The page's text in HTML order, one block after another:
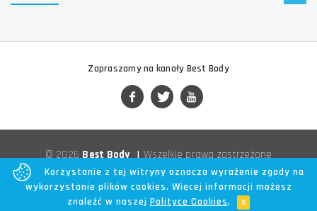
Zapraszamy na kanały Best Body
© 2026Best Body | Wszelkie prawa zastrzeżone
Korzystanie z tej witryny oznacza wyrażenie zgody na
wykorzystanie plików cookies. Więcej informacji możesz
znaleźć w naszej Polityce Cookies. x
Poprzedni Następny Do góry